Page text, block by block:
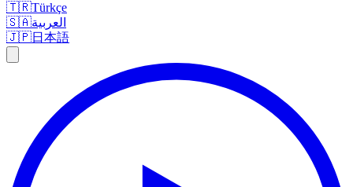
🇹🇷Türkçe
🇸🇦العربية
🇯🇵日本語